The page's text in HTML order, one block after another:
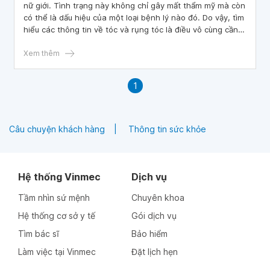
nữ giới. Tình trạng này không chỉ gây mất thẩm mỹ mà còn
có thể là dấu hiệu của một loại bệnh lý nào đó. Do vậy, tìm
hiểu các thông tin về tóc và rụng tóc là điều vô cùng cần
Xem thêm
1
Câu chuyện khách hàng Thông tin sức khỏe
Hệ thống Vinmec
Tầm nhìn sứ mệnh
Hệ thống cơ sở y tế
Tìm bác sĩ
Làm việc tại Vinmec
Dịch vụ
Chuyên khoa
Gói dịch vụ
Bảo hiểm
Đặt lịch hẹn